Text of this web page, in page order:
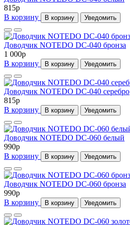
815p
В корзину
В корзину Уведомить
Доводчик NOTEDO DC-040 бронза
1 000p
В корзину
В корзину Уведомить
Доводчик NOTEDO DC-040 серебро
815p
В корзину
В корзину Уведомить
Доводчик NOTEDO DC-060 белый
990p
В корзину
В корзину Уведомить
Доводчик NOTEDO DC-060 бронза
990p
В корзину
В корзину Уведомить